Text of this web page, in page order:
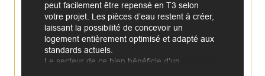
peut facilement être repensé en T3 selon
votre projet. Les pièces d’eau restent à créer,
laissant la possibilité de concevoir un
logement entièrement optimisé et adapté aux
standards actuels.
Le secteur de ce bien bénéficie d’un